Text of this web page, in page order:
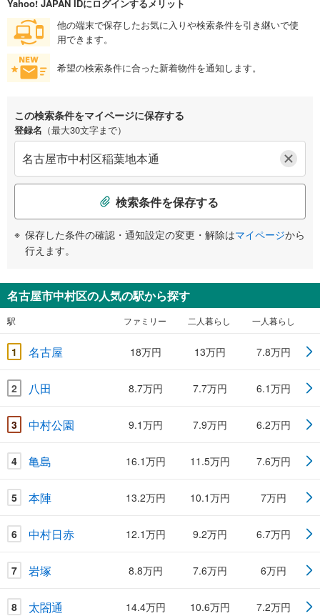
Yahoo! JAPAN IDにログインするメリット
他の端末で保存したお気に入りや検索条件を引き継いで使
用できます。
希望の検索条件に合った新着物件を通知します。
この検索条件をマイページに保存する
登録名 （最大30文字まで）
検索条件を保存する
保存した条件の確認・通知設定の変更・解除はマイページから
行えます。
名古屋市中村区の人気の駅から探す
駅 ファミリー 二人暮らし 一人暮らし
1 名古屋 18万円 13万円 7.8万円
2 八田 8.7万円 7.7万円 6.1万円
3 中村公園 9.1万円 7.9万円 6.2万円
4 亀島 16.1万円 11.5万円 7.6万円
5 本陣 13.2万円 10.1万円 7万円
6 中村日赤 12.1万円 9.2万円 6.7万円
7 岩塚 8.8万円 7.6万円 6万円
8 太閤通 14.4万円 10.6万円 7.2万円